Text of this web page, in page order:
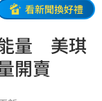
看新聞換好禮
量 美琪
開賣